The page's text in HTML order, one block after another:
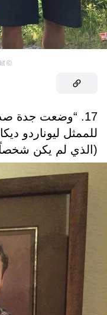
©
17. “وضعت جدة
للممثل ليوناردو
(الذي لم يكن شخصاً